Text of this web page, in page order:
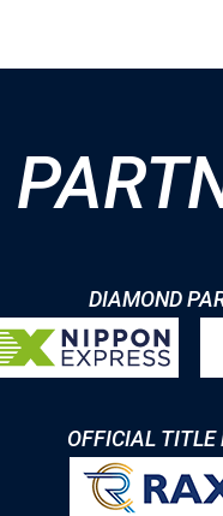
DIAMOND
OFFICIAL TITLE